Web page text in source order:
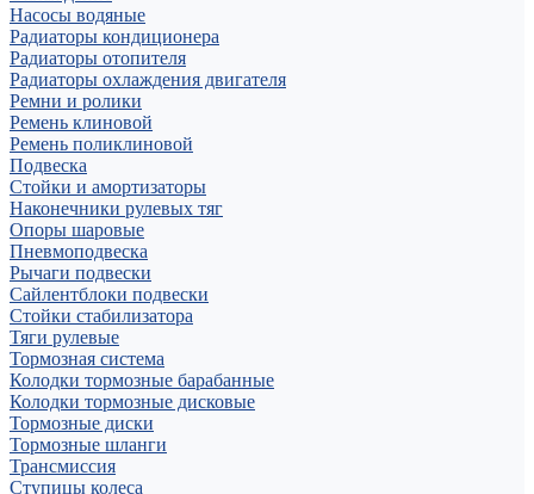
Насосы водяные
Радиаторы кондиционера
Радиаторы отопителя
Радиаторы охлаждения двигателя
Ремни и ролики
Ремень клиновой
Ремень поликлиновой
Подвеска
Стойки и амортизаторы
Наконечники рулевых тяг
Опоры шаровые
Пневмоподвеска
Рычаги подвески
Сайлентблоки подвески
Стойки стабилизатора
Тяги рулевые
Тормозная система
Колодки тормозные барабанные
Колодки тормозные дисковые
Тормозные диски
Тормозные шланги
Трансмиссия
Ступицы колеса